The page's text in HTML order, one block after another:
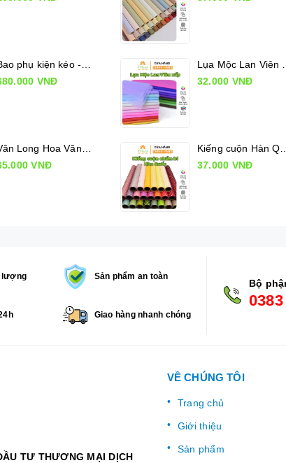
VNĐ
32.000 VNĐ
VNĐ
37.000 VNĐ
lượng Sản phẩm an toàn
Giao hàng nhanh chóng
Bộ
TƯ THƯƠNG MẠI DỊCH
VỀ CHÚNG TÔI
Trang chủ
Giới thiệu
Sản phẩm